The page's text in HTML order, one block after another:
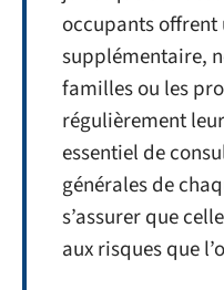
occupants
supplémentaire,
familles ou les
régulièrement
essentiel de
générales de
s’assurer que
aux risques que